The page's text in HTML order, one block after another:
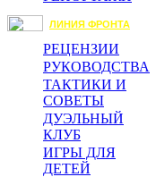
ЛИНИЯ ФРОНТА
РЕЦЕНЗИИ
РУКОВОДСТВА
ТАКТИКИ И
СОВЕТЫ
ДУЭЛЬНЫЙ
КЛУБ
ИГРЫ ДЛЯ
ДЕТЕЙ